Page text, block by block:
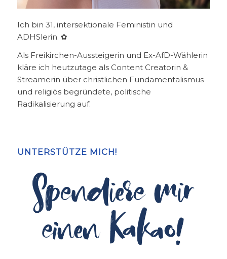
Ich bin 31, intersektionale Feministin und
ADHSlerin. ✿
Als Freikirchen-Aussteigerin und Ex-AfD-Wählerin
kläre ich heutzutage als Content Creatorin &
Streamerin über christlichen Fundamentalismus
und religiös begründete, politische
Radikalisierung auf.
UNTERSTÜTZE MICH!